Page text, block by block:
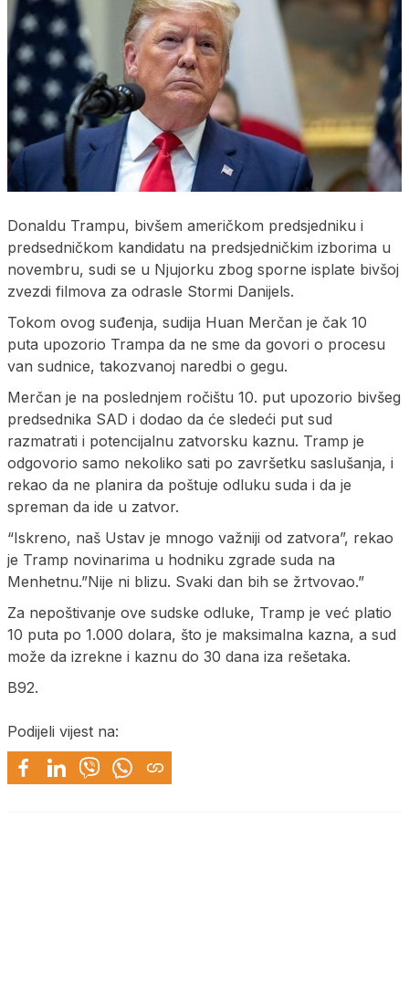
Donaldu Trampu, bivšem američkom predsjedniku i
predsedničkom kandidatu na predsjedničkim izborima u
novembru, sudi se u Njujorku zbog sporne isplate bivšoj
zvezdi filmova za odrasle Stormi Danijels.
Tokom ovog suđenja, sudija Huan Merčan je čak 10
puta upozorio Trampa da ne sme da govori o procesu
van sudnice, takozvanoj naredbi o gegu.
Merčan je na poslednjem ročištu 10. put upozorio bivšeg
predsednika SAD i dodao da će sledeći put sud
razmatrati i potencijalnu zatvorsku kaznu. Tramp je
odgovorio samo nekoliko sati po završetku saslušanja, i
rekao da ne planira da poštuje odluku suda i da je
spreman da ide u zatvor.
“Iskreno, naš Ustav je mnogo važniji od zatvora”, rekao
je Tramp novinarima u hodniku zgrade suda na
Menhetnu.”Nije ni blizu. Svaki dan bih se žrtvovao.”
Za nepoštivanje ove sudske odluke, Tramp je već platio
10 puta po 1.000 dolara, što je maksimalna kazna, a sud
može da izrekne i kaznu do 30 dana iza rešetaka.
B92.
Podijeli vijest na: